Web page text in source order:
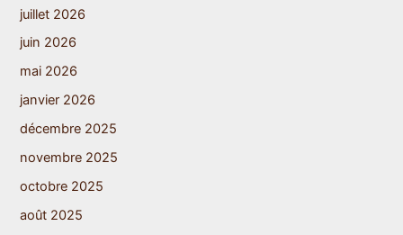
juillet 2026
juin 2026
mai 2026
janvier 2026
décembre 2025
novembre 2025
octobre 2025
août 2025